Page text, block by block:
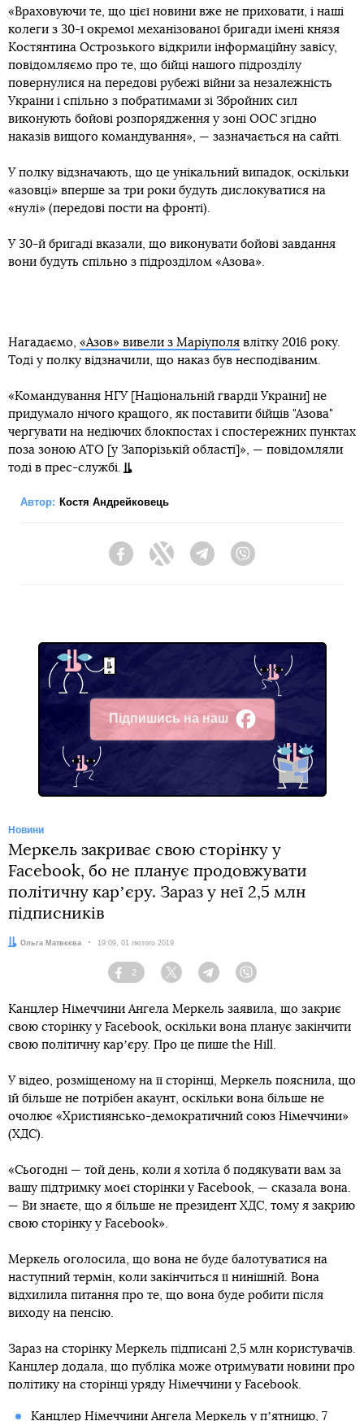
«Враховуючи те, що цієї новини вже не приховати, і наші
колеги з 30-ї окремої механізованої бригади імені князя
Костянтина Острозького відкрили інформаційну завісу,
повідомляємо про те, що бійці нашого підрозділу
повернулися на передові рубежі війни за незалежність
України і спільно з побратимами зі Збройних сил
виконують бойові розпорядження у зоні ООС згідно
наказів вищого командування», — зазначається на сайті.
У полку відзначають, що це унікальний випадок, оскільки
«азовці» вперше за три роки будуть дислокуватися на
«нулі» (передові пости на фронті).
У 30-й бригаді вказали, що виконувати бойові завдання
вони будуть спільно з підрозділом «Азова».
Нагадаємо, «Азов» вивели з Маріуполя влітку 2016 року.
Тоді у полку відзначили, що наказ був несподіваним.
«Командування НГУ [Національній гвардії України] не
придумало нічого кращого, як поставити бійців "Азова"
чергувати на недіючих блокпостах і спостережних пунктах
поза зоною АТО [у Запорізькій області]», — повідомляли
тоді в прес-службі.
Автор: Костя Андрейковець
FacebookTwitter Telegram
Підпишись на наш
Facebook
Новини
Меркель закриває свою сторінку у
Facebook, бо не планує продовжувати
політичну карʼєру. Зараз у неї 2,5 млн
підписників
Автор:
Ольга Матвєєва Дата:
19:09, 01 лютого 2019
Facebook
2
Twitter TelegramViber
Канцлер Німеччини Ангела Меркель заявила, що закриє
свою сторінку у Facebook, оскільки вона планує закінчити
свою політичну карʼєру. Про це пише the Hill.
У відео, розміщеному на її сторінці, Меркель пояснила, що
їй більше не потрібен акаунт, оскільки вона більше не
очолює «Християнсько-демократичний союз Німеччини»
(ХДС).
«Сьогодні — той день, коли я хотіла б подякувати вам за
вашу підтримку моєї сторінки у Facebook, — сказала вона.
— Ви знаєте, що я більше не президент ХДС, тому я закрию
свою сторінку у Facebook».
Меркель оголосила, що вона не буде балотуватися на
наступний термін, коли закінчиться її нинішній. Вона
відхилила питання про те, що вона буде робити після
виходу на пенсію.
Зараз на сторінку Меркель підписані 2,5 млн користувачів.
Канцлер додала, що публіка може отримувати новини про
політику на сторінці уряду Німеччини у Facebook.
Канцлер Німеччини Ангела Меркель у пʼятницю, 7